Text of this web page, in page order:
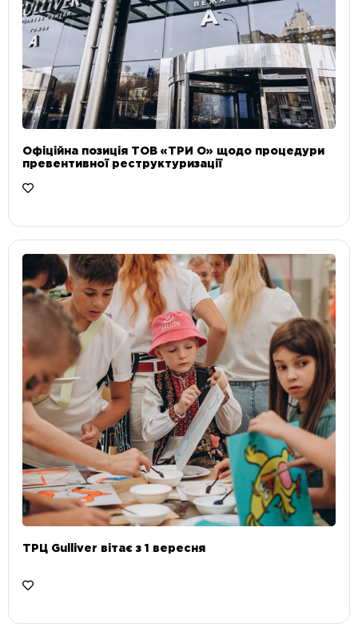
Офіційна позиція ТОВ «ТРИ О» щодо процедури
превентивної реструктуризації
ТРЦ Gulliver вітає з 1 вересня